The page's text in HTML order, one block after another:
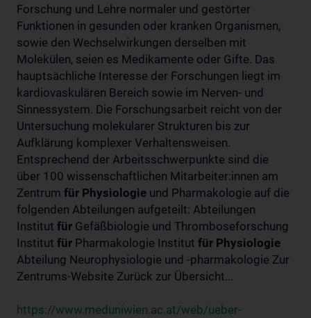
Forschung und Lehre normaler und gestörter
Funktionen in gesunden oder kranken Organismen,
sowie den Wechselwirkungen derselben mit
Molekülen, seien es Medikamente oder Gifte. Das
hauptsächliche Interesse der Forschungen liegt im
kardiovaskulären Bereich sowie im Nerven- und
Sinnessystem. Die Forschungsarbeit reicht von der
Untersuchung molekularer Strukturen bis zur
Aufklärung komplexer Verhaltensweisen.
Entsprechend der Arbeitsschwerpunkte sind die
über 100 wissenschaftlichen Mitarbeiter:innen am
Zentrum für Physiologie und Pharmakologie auf die
folgenden Abteilungen aufgeteilt: Abteilungen
Institut für Gefäßbiologie und Thromboseforschung
Institut für Pharmakologie Institut für Physiologie
Abteilung Neurophysiologie und -pharmakologie Zur
Zentrums-Website Zurück zur Übersicht...
https://www.meduniwien.ac.at/web/ueber-